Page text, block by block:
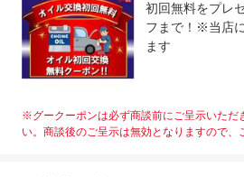
初回無料をプレ
フまで！※当店
ます
※グークーポンは必ず商談前にご呈示いただ
い。商談後のご呈示は無効となりますので、